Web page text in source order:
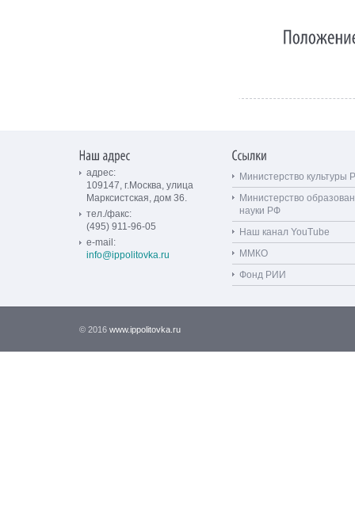
адрес:
109147, г.Москва, улица
Марксистская, дом 36.
тел./факс:
(495) 911-96-05
e-mail:
info@ippolitovka.ru
Министерство культуры
Министерство
науки РФ
Наш канал YouTube
ММКО
Фонд РИИ
© 2016 www.ippolitovka.ru